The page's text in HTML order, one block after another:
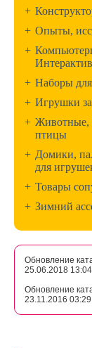
+
+ Опыты,
+
+ Наборы для
+ Игрушки
+ Животные,
птицы
+ Домики,
для
+ Товары
+ Зимний
Обновление
25.06.2018 13:04
Обновление
23.11.2016 03:29